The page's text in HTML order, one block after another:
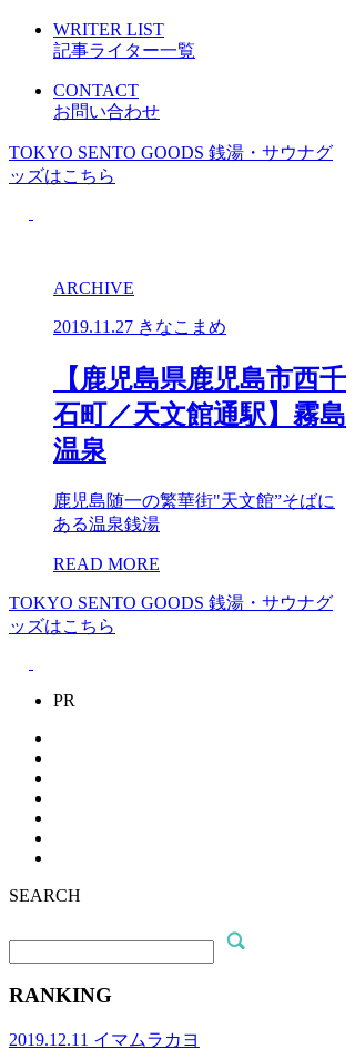
WRITER LIST
記事ライター一覧
CONTACT
お問い合わせ
TOKYO SENTO GOODS 銭湯・サウナグ
ッズはこちら
ARCHIVE
2019.11.27 きなこまめ
【鹿児島県鹿児島市西千
石町／天文館通駅】霧島
温泉
鹿児島随一の繁華街"天文館”そばに
ある温泉銭湯
READ MORE
TOKYO SENTO GOODS 銭湯・サウナグ
ッズはこちら
PR
SEARCH
RANKING
2019.12.11 イマムラカヨ